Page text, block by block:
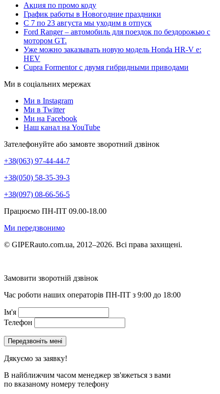
Акция по промо коду
График работы в Новогодние праздники
С 7 по 23 августа мы уходим в отпуск
Ford Ranger – автомобиль для поездок по бездорожью с
мотором GT.
Уже можно заказывать новую модель Honda HR-V e:
HEV
Cupra Formentor с двумя гибридными приводами
Ми в соціальних мережах
Ми в Instagram
Ми в Twitter
Ми на Facebook
Наш канал на YouTube
Зателефонуйте або замовте зворотний дзвінок
+38(063) 97-44-44-7
+38(050) 58-35-39-3
+38(097) 08-66-56-5
Працюємо ПН-ПТ 09.00-18.00
Ми передзвонимо
© GIPERauto.com.ua, 2012–2026. Всі права захищені.
Замовити зворотній дзвінок
Час роботи наших операторів ПН-ПТ з 9:00 до 18:00
Ім'я
Телефон
Дякуємо за заявку!
В найближчим часом менеджер зв'яжеться з вами
по вказаному номеру телефону